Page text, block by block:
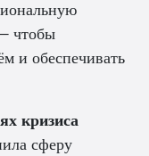
чтобы
и обеспечивать
кризиса
сферу